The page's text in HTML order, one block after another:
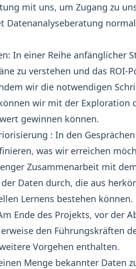
mit uns, um Zugang zu
Datenanalyseberatung
In einer Reihe anfänglicher
zu verstehen und das ROI-
wir die notwendigen
wir mit der Exploration
gewinnen können.
: In den
was wir erreichen
Zusammenarbeit mit
Daten durch, die aus
Lernens bestehen können.
Ende des Projekts, vor der
den Führungskräften
Vorgehen enthalten.
Menge bekannter Daten